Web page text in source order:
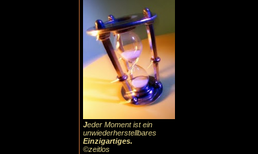
Jeder Moment ist ein
unwiederherstellbares
Einzigartiges.
©zeitlos